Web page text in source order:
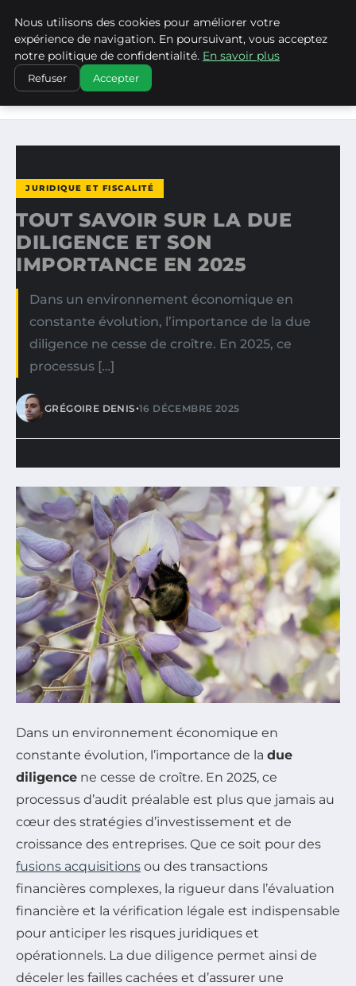
WP CAPE
ACCUEIL
JURIDIQUE ET FISCALITÉ
TOUT SAVOIR SUR LA DUE DILIGENCE ET SON IMPORTANCE
JURIDIQUE ET FISCALITÉ
TOUT SAVOIR SUR LA DUE
DILIGENCE ET SON
IMPORTANCE EN 2025
Dans un environnement économique en
constante évolution, l’importance de la due
diligence ne cesse de croître. En 2025, ce
processus […]
GRÉGOIRE DENIS•16 DÉCEMBRE 2025
Dans un environnement économique en
constante évolution, l’importance de la due
diligence ne cesse de croître. En 2025, ce
processus d’audit préalable est plus que jamais au
cœur des stratégies d’investissement et de
croissance des entreprises. Que ce soit pour des
fusions acquisitions ou des transactions
financières complexes, la rigueur dans l’évaluation
financière et la vérification légale est indispensable
pour anticiper les risques juridiques et
opérationnels. La due diligence permet ainsi de
déceler les failles cachées et d’assurer une
Nous utilisons des cookies pour améliorer votre
expérience de navigation. En poursuivant, vous acceptez
notre politique de confidentialité. En savoir plus
Refuser Accepter